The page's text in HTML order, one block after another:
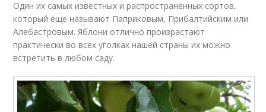
Один их самых известных и распространенных сортов,
который еще называют Паприковым, Прибалтийским или
Алебастровым. Яблони отлично произрастают
практически во всех уголках нашей страны их можно
встретить в любом саду.